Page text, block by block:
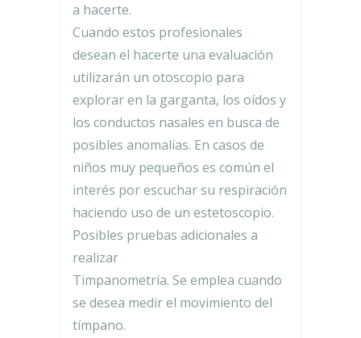
a hacerte.
Cuando estos profesionales
desean el hacerte una evaluación
utilizarán un otoscopio para
explorar en la garganta, los oídos y
los conductos nasales en busca de
posibles anomalías. En casos de
niños muy pequeños es común el
interés por escuchar su respiración
haciendo uso de un estetoscopio.
Posibles pruebas adicionales a
realizar
Timpanometría. Se emplea cuando
se desea medir el movimiento del
tímpano.